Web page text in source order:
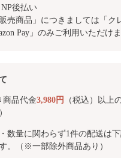
後払い
売商品」につきましては「ク
Pay」のみご利用いただけま
商品代金3,980円
（税込）以上
数量に関わらず1件の配送は
。（※一部除外商品あり）